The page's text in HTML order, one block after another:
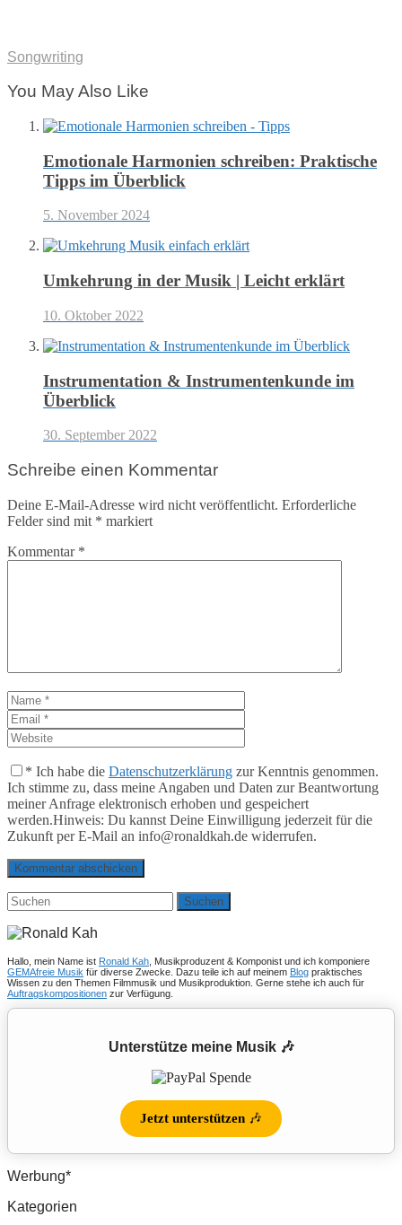
Songwriting
You May Also Like
Emotionale Harmonien schreiben: Praktische
Tipps im Überblick
5. November 2024
Umkehrung in der Musik | Leicht erklärt
10. Oktober 2022
Instrumentation & Instrumentenkunde im
Überblick
30. September 2022
Schreibe einen Kommentar
Deine E-Mail-Adresse wird nicht veröffentlicht. Erforderliche
Felder sind mit * markiert
Kommentar *
* Ich habe die Datenschutzerklärung zur Kenntnis genommen.
Ich stimme zu, dass meine Angaben und Daten zur Beantwortung
meiner Anfrage elektronisch erhoben und gespeichert
werden.Hinweis: Du kannst Deine Einwilligung jederzeit für die
Zukunft per E-Mail an info@ronaldkah.de widerrufen.
Suchen
nach:
Hallo, mein Name ist Ronald Kah , Musikproduzent & Komponist und ich komponiere
GEMAfreie Musik für diverse Zwecke. Dazu teile ich auf meinem Blog praktisches
Wissen zu den Themen Filmmusik und Musikproduktion. Gerne stehe ich auch für
Auftragskompositionen zur Verfügung.
Unterstütze meine Musik 🎶
Jetzt unterstützen 🎶
Werbung*
Kategorien